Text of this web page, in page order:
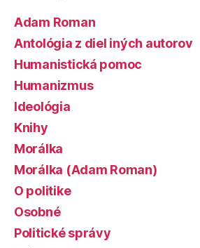
Adam Roman
Antológia z diel iných autorov
Humanistická pomoc
Humanizmus
Ideológia
Knihy
Morálka
Morálka (Adam Roman)
O politike
Osobné
Politické správy